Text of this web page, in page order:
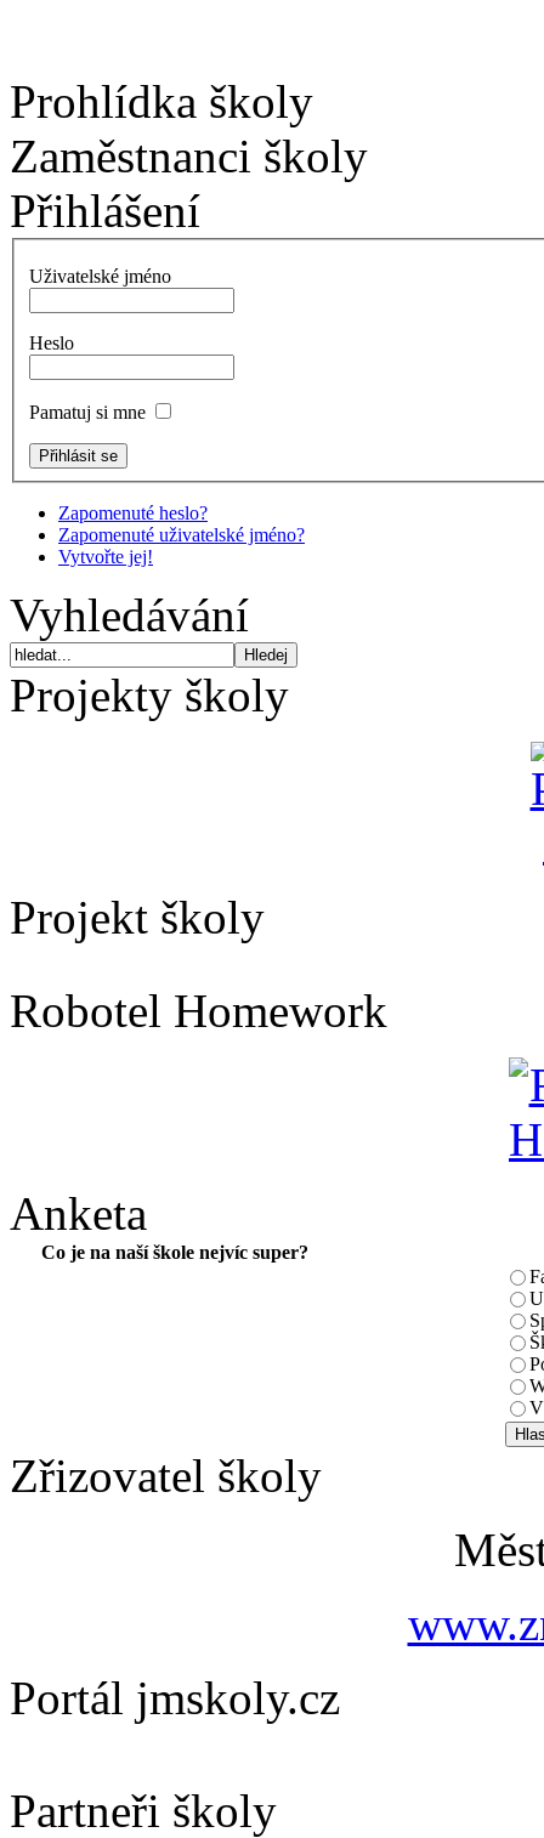
Prohlídka školy
Zaměstnanci školy
Přihlášení
Uživatelské jméno
Heslo
Pamatuj si mne
Zapomenuté heslo?
Zapomenuté uživatelské jméno?
Vytvořte jej!
Vyhledávání
Projekty školy
Projekt školy
Robotel Homework
Anketa
Co je na naší škole nejvíc super?
Zřizovatel školy
Portál jmskoly.cz
Partneři školy